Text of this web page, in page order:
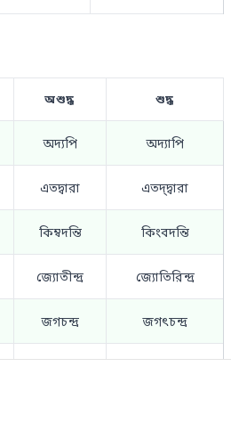
অশুদ্ধ শুদ্ধ
অদ্যপি অদ্যাপি
এতদ্বারা এতদ্‌দ্বারা
কিম্বদন্তি কিংবদন্তি
জ্যোতীন্দ্র জ্যোতিরিন্দ্র
জগচন্দ্র জগৎচন্দ্র